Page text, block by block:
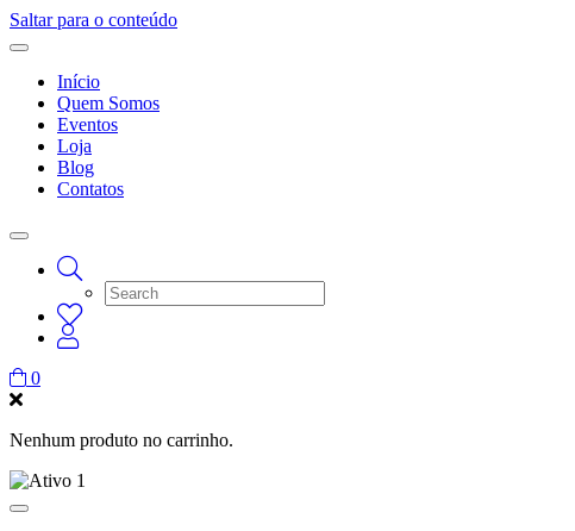
Saltar para o conteúdo
Início
Quem Somos
Eventos
Loja
Blog
Contatos
0
Nenhum produto no carrinho.